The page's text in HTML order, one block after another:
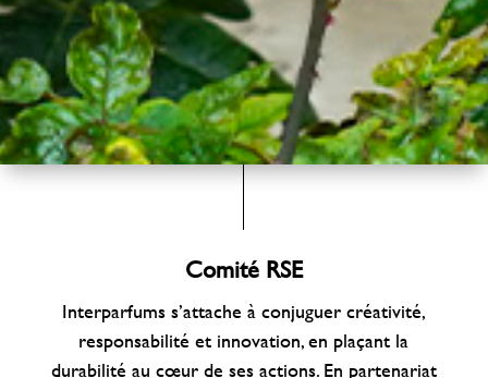
Comité RSE
Interparfums s’attache à conjuguer créativité,
responsabilité et innovation, en plaçant la
durabilité au cœur de ses actions. En partenariat